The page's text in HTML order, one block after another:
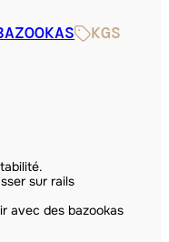
KGS
sur rails
avec des bazookas